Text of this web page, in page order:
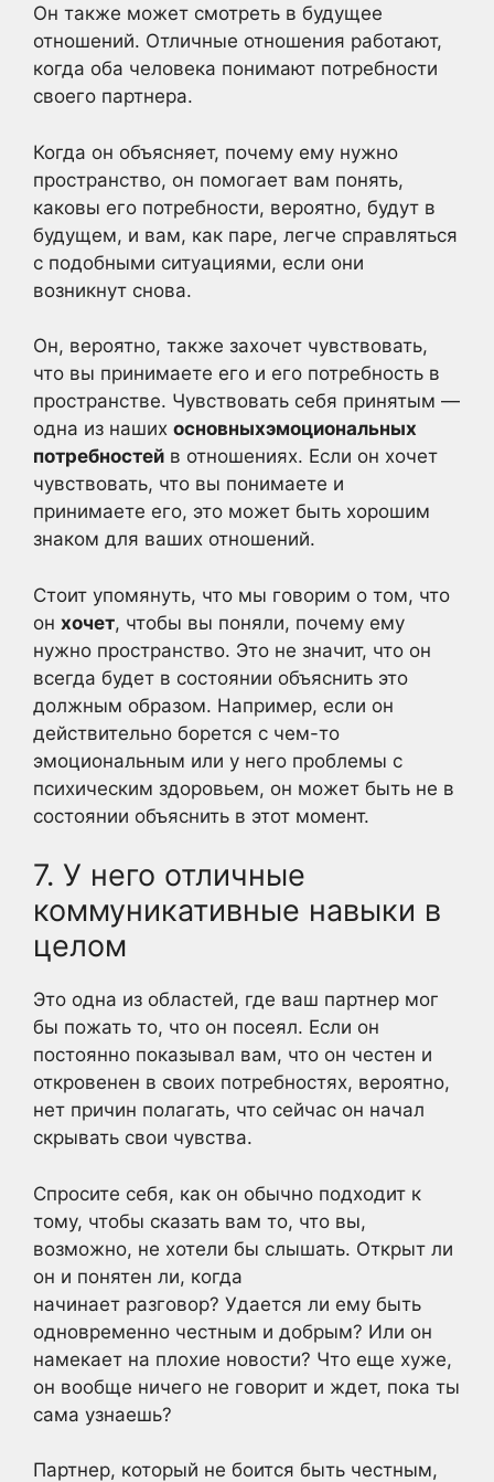
Он также может смотреть в будущее
отношений. Отличные отношения работают,
когда оба человека понимают потребности
своего партнера.
Когда он объясняет, почему ему нужно
пространство, он помогает вам понять,
каковы его потребности, вероятно, будут в
будущем, и вам, как паре, легче справляться
с подобными ситуациями, если они
возникнут снова.
Он, вероятно, также захочет чувствовать,
что вы принимаете его и его потребность в
пространстве. Чувствовать себя принятым —
одна из наших основныхэмоциональных
потребностей в отношениях. Если он хочет
чувствовать, что вы понимаете и
принимаете его, это может быть хорошим
знаком для ваших отношений.
Стоит упомянуть, что мы говорим о том, что
он хочет, чтобы вы поняли, почему ему
нужно пространство. Это не значит, что он
всегда будет в состоянии объяснить это
должным образом. Например, если он
действительно борется с чем-то
эмоциональным или у него проблемы с
психическим здоровьем, он может быть не в
состоянии объяснить в этот момент.
7. У него отличные
коммуникативные навыки в
целом
Это одна из областей, где ваш партнер мог
бы пожать то, что он посеял. Если он
постоянно показывал вам, что он честен и
откровенен в своих потребностях, вероятно,
нет причин полагать, что сейчас он начал
скрывать свои чувства.
Спросите себя, как он обычно подходит к
тому, чтобы сказать вам то, что вы,
возможно, не хотели бы слышать. Открыт ли
он и понятен ли, когда
начинает разговор? Удается ли ему быть
одновременно честным и добрым? Или он
намекает на плохие новости? Что еще хуже,
он вообще ничего не говорит и ждет, пока ты
сама узнаешь?
Партнер, который не боится быть честным,